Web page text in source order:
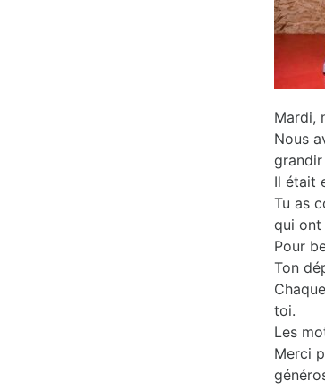
Mardi,
Nous
Il était
Tu as
qui ont
Pour
Ton
toi.
Les
Merci